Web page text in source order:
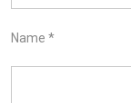
Name *